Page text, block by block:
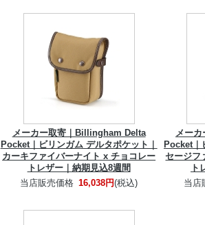
メーカー取寄｜Billingham Delta
Pocket｜ビリンガム デルタポケット｜
カーキファイバーナイト x チョコレー
トレザー｜納期見込8週間
当店販売価格 16,038円(税込)
メー
Pocket｜
セージフ
ト
当店